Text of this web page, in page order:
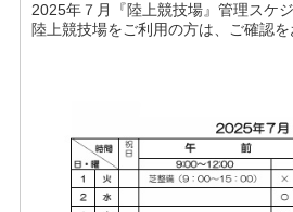
2025年７月『陸上競技場』管理スケジ
陸上競技場をご利用の方は、ご確認を